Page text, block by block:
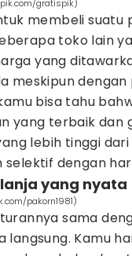
gratispik)
membeli suatu
toko lain
yang
meskipun dengan
bisa tahu
yang terbaik dan
lebih tinggi dari
selektif dengan
yang nyata
pakorn1981)
sama
langsung. Kamu